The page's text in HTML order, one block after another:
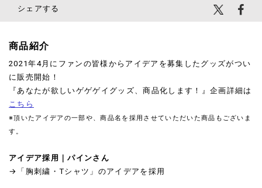
シェアする
商品紹介
2021年4月にファンの皆様からアイデアを募集したグッズがつい
に販売開始！
『あなたが欲しいゲゲゲイグッズ、商品化します！』企画詳細は
こちら
※頂いたアイデアの一部や、商品名を採用させていただいた商品もございま
す。
アイデア採用｜パインさん
→「胸刺繍・Tシャツ」のアイデアを採用